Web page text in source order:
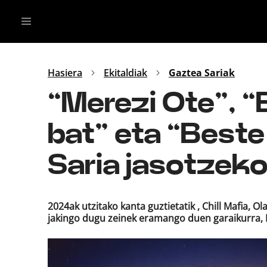
B Aldea
Hasiera Ekitaldiak Gaztea Sariak
“Merezi Ote”,
bat” eta
Saria
2024ak utzitako kanta guztietatik , Chill Mafia,
jakingo dugu zeinek eramango duen